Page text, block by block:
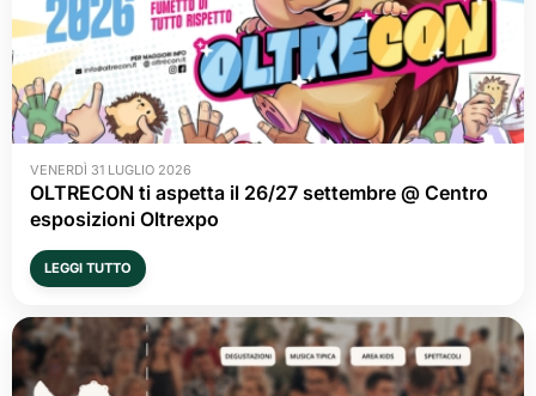
VENERDÌ 31 LUGLIO 2026
OLTRECON ti aspetta il 26/27 settembre @ Centro
esposizioni Oltrexpo
LEGGI TUTTO